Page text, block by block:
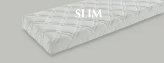
SLIM